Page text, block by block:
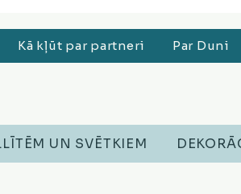
Operatīvā atmiņa, Putekļu sūcēji, Lego, Austiņas
Kā kļūt par partneri Par Duni
UN SVĒTKIEM